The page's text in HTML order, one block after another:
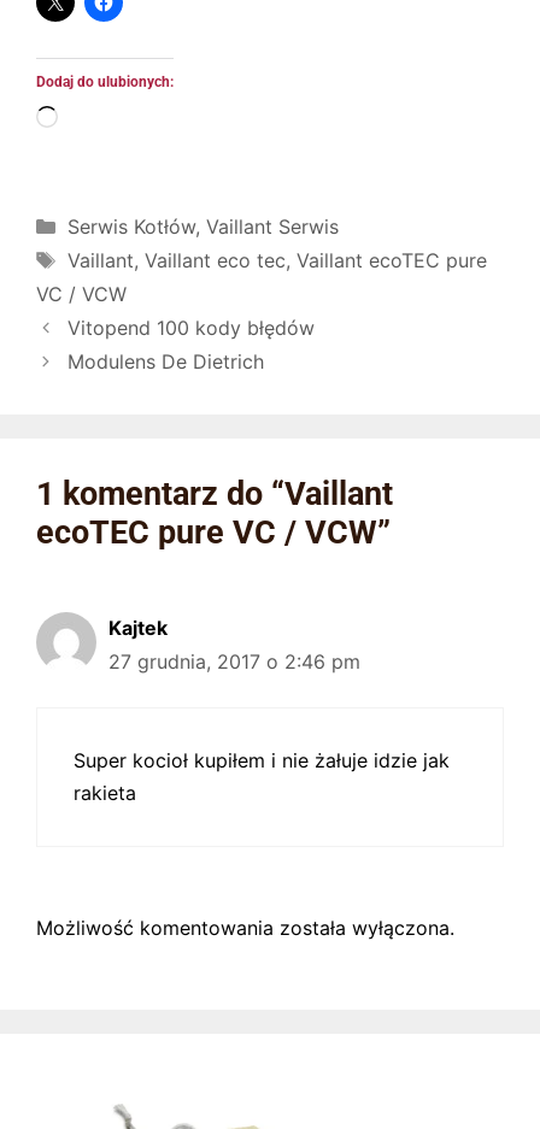
Dodaj do ulubionych:
Serwis Kotłów, Vaillant Serwis
Vaillant, Vaillant eco tec, Vaillant ecoTEC pure
VC / VCW
Vitopend 100 kody błędów
Modulens De Dietrich
1 komentarz do “Vaillant
ecoTEC pure VC / VCW”
Kajtek
27 grudnia, 2017 o 2:46 pm
Super kocioł kupiłem i nie żałuje idzie jak
rakieta
Możliwość komentowania została wyłączona.